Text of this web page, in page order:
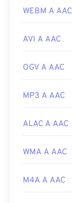
WEBM A AAC
AVI A AAC
OGV A AAC
MP3 A AAC
ALAC A AAC
WMA A AAC
M4A A AAC